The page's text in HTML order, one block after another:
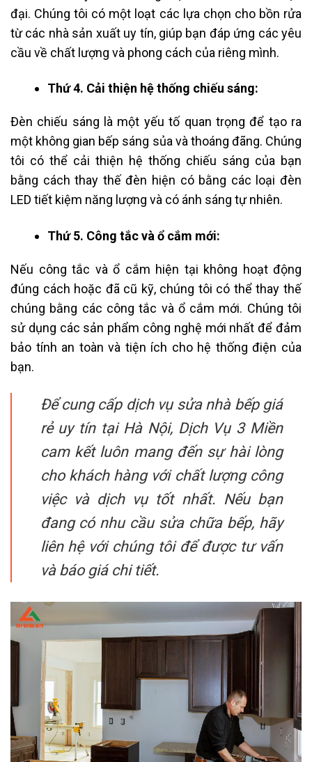
đại. Chúng tôi có một loạt các lựa chọn cho bồn rửa
từ các nhà sản xuất uy tín, giúp bạn đáp ứng các yêu
cầu về chất lượng và phong cách của riêng mình.
Thứ 4. Cải thiện hệ thống chiếu sáng:
Đèn chiếu sáng là một yếu tố quan trọng để tạo ra
một không gian bếp sáng sủa và thoáng đãng. Chúng
tôi có thể cải thiện hệ thống chiếu sáng của bạn
bằng cách thay thế đèn hiện có bằng các loại đèn
LED tiết kiệm năng lượng và có ánh sáng tự nhiên.
Thứ 5. Công tắc và ổ cắm mới:
Nếu công tắc và ổ cắm hiện tại không hoạt động
đúng cách hoặc đã cũ kỹ, chúng tôi có thể thay thế
chúng bằng các công tắc và ổ cắm mới. Chúng tôi
sử dụng các sản phẩm công nghệ mới nhất để đảm
bảo tính an toàn và tiện ích cho hệ thống điện của
bạn.
Để cung cấp dịch vụ sửa nhà bếp giá
rẻ uy tín tại Hà Nội, Dịch Vụ 3 Miền
cam kết luôn mang đến sự hài lòng
cho khách hàng với chất lượng công
việc và dịch vụ tốt nhất. Nếu bạn
đang có nhu cầu sửa chữa bếp, hãy
liên hệ với chúng tôi để được tư vấn
và báo giá chi tiết.